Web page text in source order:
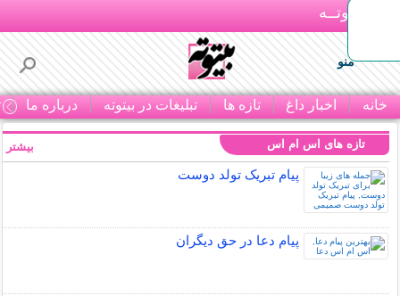
بـیتوتــه
منو
خانه اخبار داغ تازه ها تبلیغات در بیتوته درباره ما
تازه های اس ام اس
پیام تبریک تولد دوست
پیام دعا در حق دیگران
بیشتر